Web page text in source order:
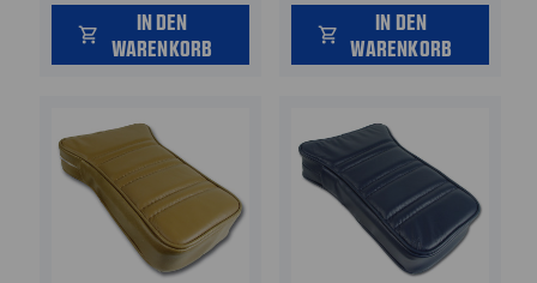
shopping_cart
IN DEN
WARENKORB
shopping_cart
IN DEN
WARENKORB